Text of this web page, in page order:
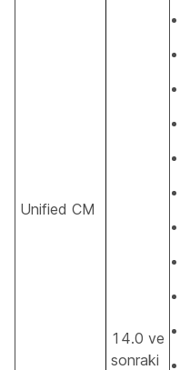
Unified CM
14.0 ve
sonraki